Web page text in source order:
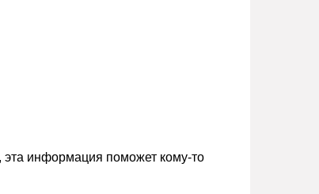
эта информация поможет кому-то